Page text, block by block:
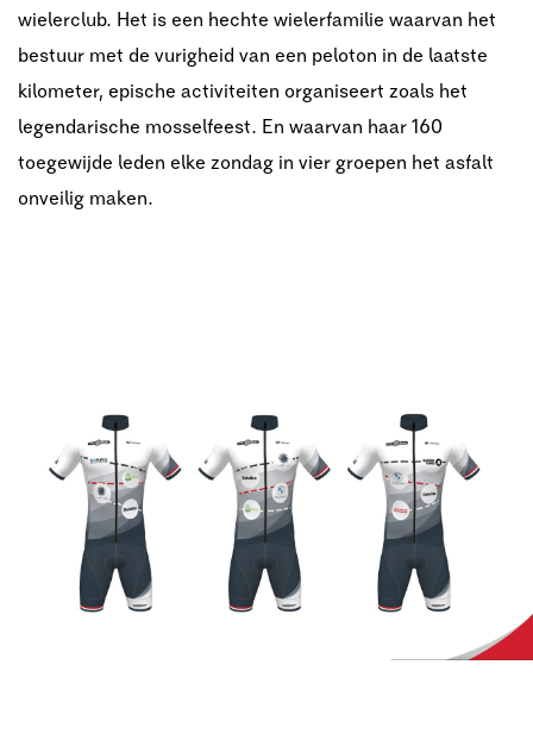
wielerclub. Het is een hechte wielerfamilie waarvan het
bestuur met de vurigheid van een peloton in de laatste
kilometer, epische activiteiten organiseert zoals het
legendarische mosselfeest. En waarvan haar 160
toegewijde leden elke zondag in vier groepen het asfalt
onveilig maken.